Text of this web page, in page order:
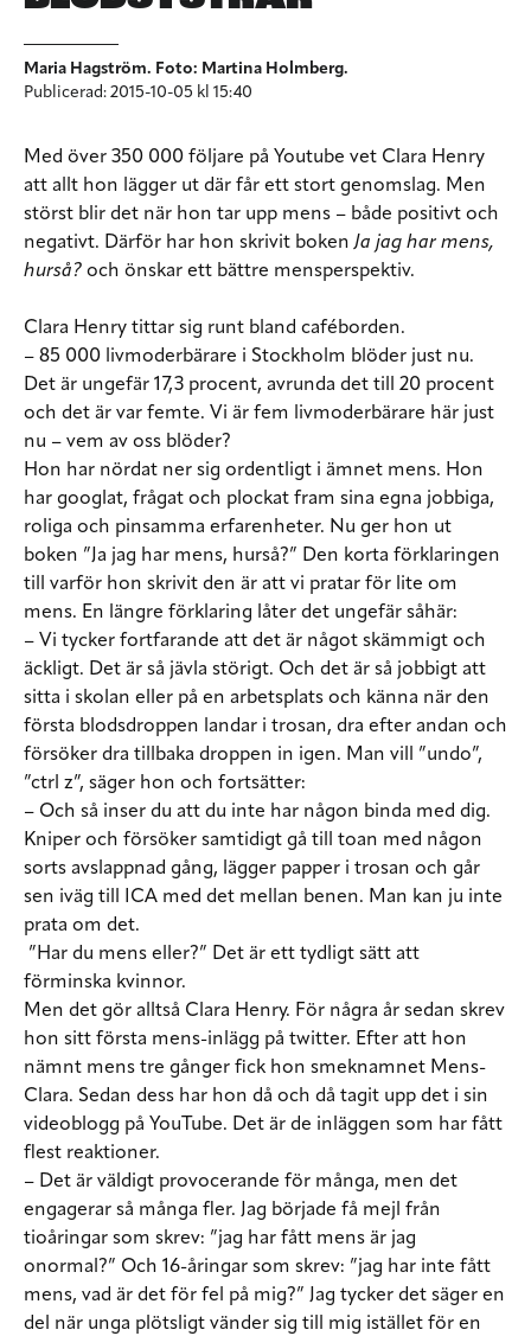
Maria Hagström. Foto: Martina Holmberg.
Publicerad: 2015-10-05 kl 15:40
Med över 350 000 följare på Youtube vet Clara Henry
att allt hon lägger ut där får ett stort genomslag. Men
störst blir det när hon tar upp mens – både positivt och
negativt. Därför har hon skrivit boken Ja jag har mens,
hurså? och önskar ett bättre mensperspektiv.
Clara Henry tittar sig runt bland caféborden.
– 85 000 livmoderbärare i Stockholm blöder just nu.
Det är ungefär 17,3 procent, avrunda det till 20 procent
och det är var femte. Vi är fem livmoderbärare här just
nu – vem av oss blöder?
Hon har nördat ner sig ordentligt i ämnet mens. Hon
har googlat, frågat och plockat fram sina egna jobbiga,
roliga och pinsamma erfarenheter. Nu ger hon ut
boken ”Ja jag har mens, hurså?” Den korta förklaringen
till varför hon skrivit den är att vi pratar för lite om
mens. En längre förklaring låter det ungefär såhär:
– Vi tycker fortfarande att det är något skämmigt och
äckligt. Det är så jävla störigt. Och det är så jobbigt att
sitta i skolan eller på en arbetsplats och känna när den
första blodsdroppen landar i trosan, dra efter andan och
försöker dra tillbaka droppen in igen. Man vill ”undo”,
”ctrl z”, säger hon och fortsätter:
– Och så inser du att du inte har någon binda med dig.
Kniper och försöker samtidigt gå till toan med någon
sorts avslappnad gång, lägger papper i trosan och går
sen iväg till ICA med det mellan benen. Man kan ju inte
prata om det.
”Har du mens eller?” Det är ett tydligt sätt att
förminska kvinnor.
Men det gör alltså Clara Henry. För några år sedan skrev
hon sitt första mens-inlägg på twitter. Efter att hon
nämnt mens tre gånger fick hon smeknamnet Mens-
Clara. Sedan dess har hon då och då tagit upp det i sin
videoblogg på YouTube. Det är de inläggen som har fått
flest reaktioner.
– Det är väldigt provocerande för många, men det
engagerar så många fler. Jag började få mejl från
tioåringar som skrev: ”jag har fått mens är jag
onormal?” Och 16-åringar som skrev: ”jag har inte fått
mens, vad är det för fel på mig?” Jag tycker det säger en
del när unga plötsligt vänder sig till mig istället för en